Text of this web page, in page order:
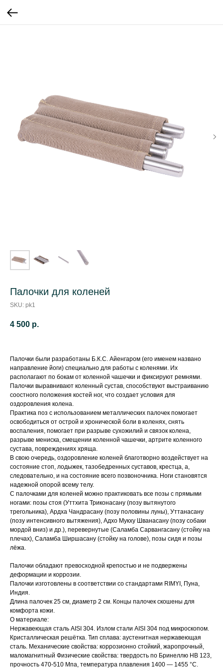
Палочки для коленей
SKU: pk1
4 500 р.
Палочки были разработаны Б.К.С. Айенгаром (его именем названо
направление йоги) специально для работы с коленями. Их
располагают по бокам от коленной чашечки и фиксируют ремнями.
Палочки выравнивают коленный сустав, способствуют выстраиванию
соостного положения костей ног, что создает условия для
оздоровления колена.
Практика поз с использованием металлических палочек помогает
освободиться от острой и хронической боли в коленях, снять
воспаления, помогает при разрыве сухожилий и связок колена,
разрыве мениска, смещении коленной чашечки, артрите коленного
сустава, повреждениях хряща.
В свою очередь, оздоровление коленей благотворно воздействует на
состояние стоп, лодыжек, тазобедренных суставов, крестца, а,
следовательно, и на состояние всего позвоночника. Ноги становятся
надежной опорой всему телу.
С палочками для коленей можно практиковать все позы с прямыми
ногами: позы стоя (Уттхита Триконасану (позу вытянутого
трегольника), Ардха Чандрасану (позу половины луны), Уттанасану
(позу интенсивного вытяжения), Адхо Мукху Шванасану (позу собаки
мордой вниз) и др.), перевернутые (Саламба Сарвангасану (стойку на
плечах), Саламба Ширшасану (стойку на голове), позы сидя и позы
лёжа.
Палочки обладают превосходной крепостью и не подвержены
деформации и коррозии.
Палочки изготовлены в соответствии со стандартами RIMYI, Пуна,
Индия.
Длина палочек 25 см, диаметр 2 см. Концы палочек скошены для
комфорта кожи.
О материале:
Нержавеющая сталь AISI 304. Излом стали AISI 304 под микроскопом.
Кристаллическая решётка. Тип сплава: аустенитная нержавеющая
сталь. Механические свойства: коррозионно стойкий, жаропрочный,
маломагнитный Физические свойства: твердость по Бринеллю HB 123,
прочность 470-510 Мпа, температура плавления 1400 — 1455 °C.